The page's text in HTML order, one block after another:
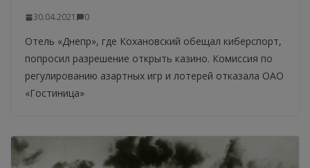
30.04.2021 0
Отель «Днепр», где Кохановский обещал киберспорт,
попросил разрешение открыть казино. Комиссия по
регулированию азартных игр и лотерей отказала ОАО
«Гостиница»